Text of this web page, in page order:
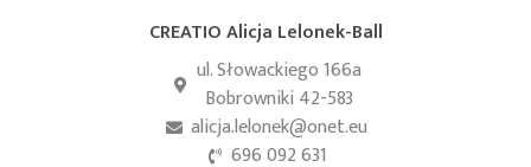
CREATIO Alicja Lelonek-Ball
ul. Słowackiego 166a
Bobrowniki 42-583
alicja.lelonek@onet.eu
696 092 631